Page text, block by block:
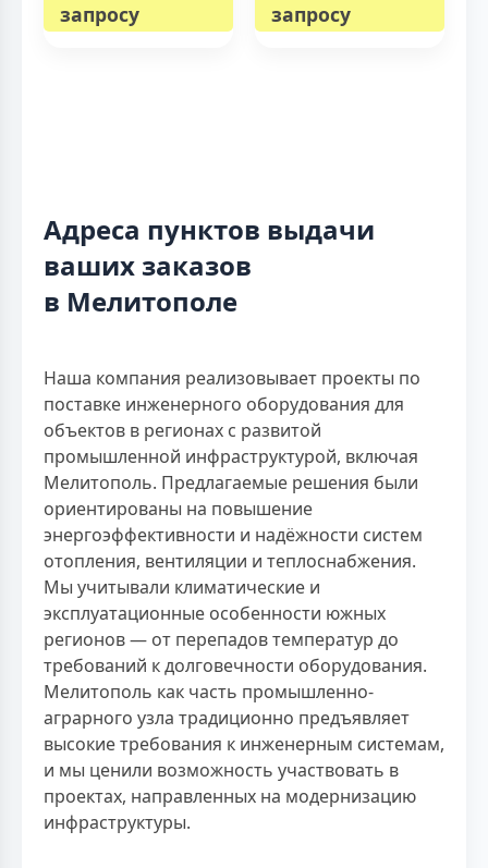
запросу
запросу
Адреса пунктов выдачи
ваших заказов
в Мелитополе
Наша компания реализовывает проекты по
поставке инженерного оборудования для
объектов в регионах с развитой
промышленной инфраструктурой, включая
Мелитополь. Предлагаемые решения были
ориентированы на повышение
энергоэффективности и надёжности систем
отопления, вентиляции и теплоснабжения.
Мы учитывали климатические и
эксплуатационные особенности южных
регионов — от перепадов температур до
требований к долговечности оборудования.
Мелитополь как часть промышленно-
аграрного узла традиционно предъявляет
высокие требования к инженерным системам,
и мы ценили возможность участвовать в
проектах, направленных на модернизацию
инфраструктуры.